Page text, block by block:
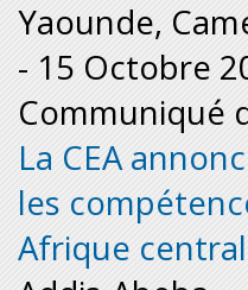
Yaounde,
- 15 Octobre
Communiqué
La CEA
les
Afrique